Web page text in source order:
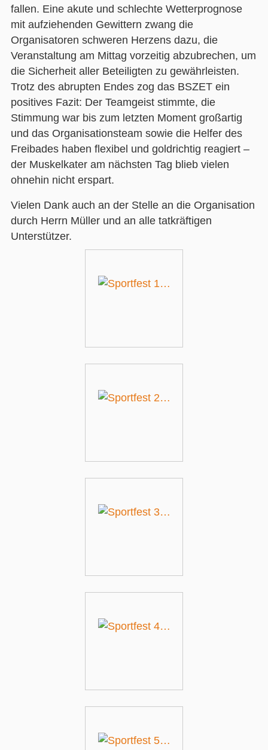
fallen. Eine akute und schlechte Wetterprognose
mit aufziehenden Gewittern zwang die
Organisatoren schweren Herzens dazu, die
Veranstaltung am Mittag vorzeitig abzubrechen, um
die Sicherheit aller Beteiligten zu gewährleisten.
Trotz des abrupten Endes zog das BSZET ein
positives Fazit: Der Teamgeist stimmte, die
Stimmung war bis zum letzten Moment großartig
und das Organisationsteam sowie die Helfer des
Freibades haben flexibel und goldrichtig reagiert –
der Muskelkater am nächsten Tag blieb vielen
ohnehin nicht erspart.
Vielen Dank auch an der Stelle an die Organisation
durch Herrn Müller und an alle tatkräftigen
Unterstützer.